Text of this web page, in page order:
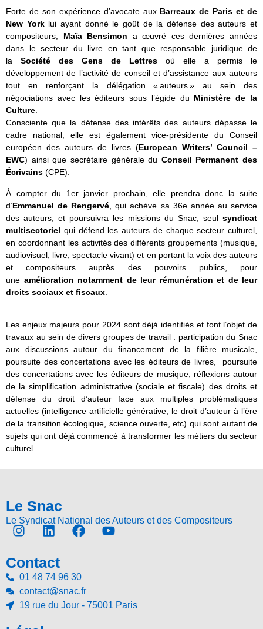
Forte de son expérience d’avocate aux Barreaux de Paris et de
New Yorklui ayant donné le goût de la défense des auteurs et
compositeurs, Maïa Bensimon a œuvré ces dernières années
dans le secteur du livre en tant que responsable juridique de
la Société des Gens de Lettres où elle a permis le
développement de l’activité de conseil et d’assistance aux auteurs
tout en renforçant la délégation « auteurs » au sein des
négociations avec les éditeurs sous l’égide du Ministère de la
Culture.
Consciente que la défense des intérêts des auteurs dépasse le
cadre national, elle est également vice-présidente du Conseil
européen des auteurs de livres (European Writers’ Council –
EWC) ainsi que secrétaire générale du Conseil Permanent des
Écrivains (CPE).
À compter du 1er janvier prochain, elle prendra donc la suite
d’Emmanuel de Rengervé , qui achève sa 36e année au service
des auteurs, et poursuivra les missions du Snac, seul syndicat
multisectoriel qui défend les auteurs de chaque secteur culturel,
en coordonnant les activités des différents groupements (musique,
audiovisuel, livre, spectacle vivant) et en portant la voix des auteurs
et compositeurs auprès des pouvoirs publics, pour
une amélioration notamment de leur rémunération et de leur
droits sociaux et fiscaux
Les enjeux majeurs pour 2024 sont déjà identifiés et font l’objet de
travaux au sein de divers groupes de travail : participation du Snac
aux discussions autour du financement de la filière musicale,
poursuite des concertations avec les éditeurs de livres, poursuite
des concertations avec les éditeurs de musique, réflexions autour
de la simplification administrative (sociale et fiscale) des droits et
défense du droit d’auteur face aux multiples problématiques
actuelles (intelligence artificielle générative, le droit d’auteur à l’ère
de la transition écologique, science ouverte, etc) qui sont autant de
sujets qui ont déjà commencé à transformer les métiers du secteur
culturel.
Le Snac
Le Syndicat National des Auteurs et des Compositeurs
Contact
01 48 74 96 30
contact@snac.fr
19 rue du Jour - 75001 Paris